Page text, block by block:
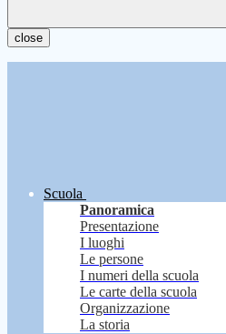
close
Scuola
Panoramica
Presentazione
I luoghi
Le persone
I numeri della scuola
Le carte della scuola
Organizzazione
La storia